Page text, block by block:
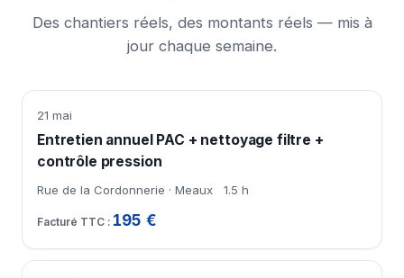
Des chantiers réels, des montants réels — mis à
jour chaque semaine.
21 mai
Entretien annuel PAC + nettoyage filtre +
contrôle pression
Rue de la Cordonnerie · Meaux 1.5 h
195 €